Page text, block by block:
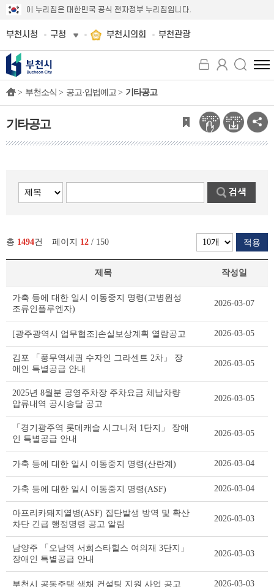
이 누리집은 대한민국 공식 전자정부 누리집입니다.
부천시청 구청 부천시의회 부천관광
전
체
뉴
보
기
> 부천소식 > 공고·입법예고 > 기타공고
기타공고
총 1494건 페이지 12 / 150 적용
기
타
고
스
트
테
이
블
제목 작성일
가축 등에 대한 일시 이동중지 명령(고병원성
조류인플루엔자)
2026-03-07
[광주광역시 업무협조]손실보상계획 열람공고 2026-03-05
김포 「풍무역세권 수자인 그라센트 2차」 장
애인 특별공급 안내
2026-03-05
2025년 8월분 공영주차장 주차요금 체납차량
압류내역 공시송달 공고
2026-03-05
「경기광주역 롯데캐슬 시그니처 1단지」 장애
인 특별공급 안내
2026-03-05
가축 등에 대한 일시 이동중지 명령(산란계) 2026-03-04
가축 등에 대한 일시 이동중지 명령(ASF) 2026-03-04
아프리카돼지열병(ASF) 집단발생 방역 및 확산
차단 긴급 행정명령 공고 알림
2026-03-03
남양주 「오남역 서희스타힐스 여의재 3단지」
장애인 특별공급 안내
2026-03-03
부천시 공동주택 색채 컨설팅 지원 사업 공고 2026-03-03